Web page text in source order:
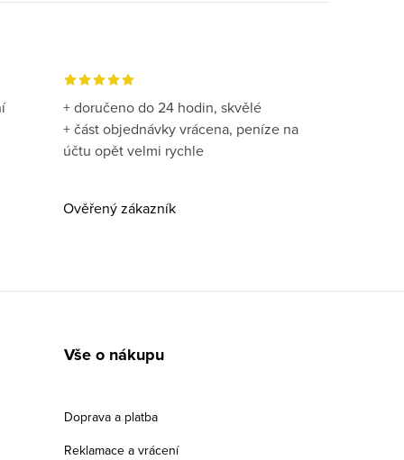
+ doručeno do 24 hodin, skvělé
+ část objednávky vrácena, peníze na
účtu opět velmi rychle
Ověřený zákazník
Vše o nákupu
Doprava a platba
Reklamace a vrácení